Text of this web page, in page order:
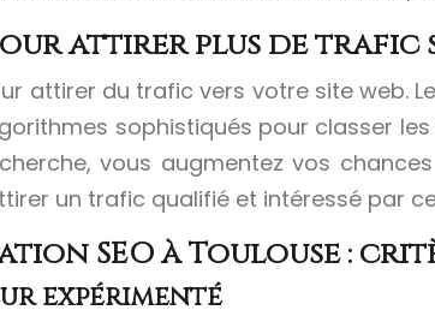
attirer plus de trafic
attirer du trafic vers votre site
sophistiqués pour classer
vous augmentez vos
un trafic qualifié et intéressé par
SEO à Toulouse :
expérimenté